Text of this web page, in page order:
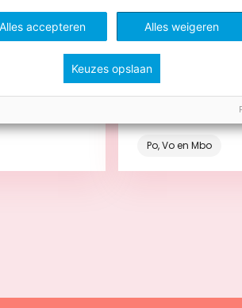
groen in de
je klein en
bij het
Stem
toetsen op
backward design
Zo gebruik je
betekenisvol in
niet als doel op
onderdeel van
Po, Vo en Mbo
Alles accepteren Alles weigeren
Keuzes opslaan